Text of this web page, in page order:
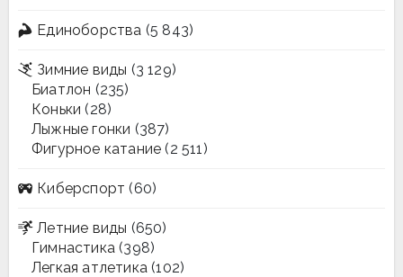
Единоборства (5 843)
Зимние виды (3 129)
Биатлон (235)
Коньки (28)
Лыжные гонки (387)
Фигурное катание (2 511)
Киберспорт (60)
Летние виды (650)
Гимнастика (398)
Легкая атлетика (102)